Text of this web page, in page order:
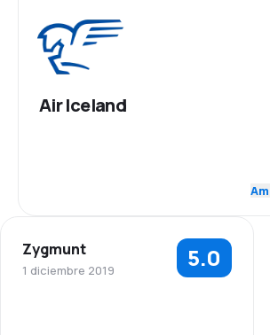
Air Iceland
Zygmunt
1 diciembre 2019 5.0